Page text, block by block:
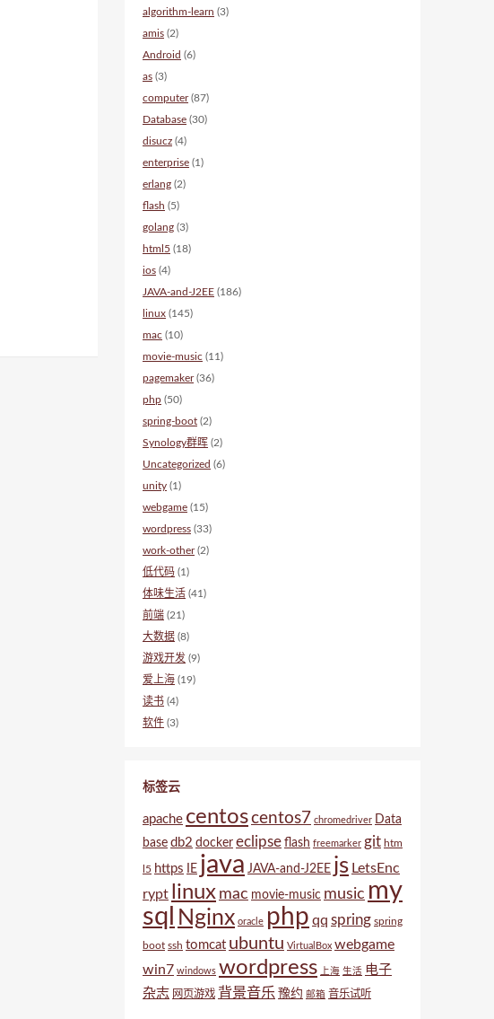
algorithm-learn (3)
amis (2)
Android (6)
as (3)
computer(87)
Database (30)
disucz (4)
enterprise (1)
erlang (2)
flash (5)
golang (3)
html5 (18)
ios (4)
JAVA-and-J2EE (186)
linux (145)
mac (10)
movie-music (11)
pagemaker(36)
php (50)
spring-boot (2)
Synology群晖 (2)
Uncategorized (6)
unity (1)
webgame (15)
wordpress (33)
work-other(2)
低代码 (1)
体味生活 (41)
前端 (21)
大数据 (8)
游戏开发 (9)
爱上海 (19)
读书 (4)
软件 (3)
标签云
apache centoscentos7 chromedriver Data
base db2 docker eclipse flash freemarker git htm
l5 https IE java JAVA-and-J2EE js LetsEnc
rypt
linux mac movie-music music my
sql Nginx oracle php qq spring spring
boot ssh tomcat ubuntu VirtualBox webgame
win7 windows wordpress 上海 生活 电子
杂志 网页游戏 背景音乐 豫约 邮箱 音乐试听